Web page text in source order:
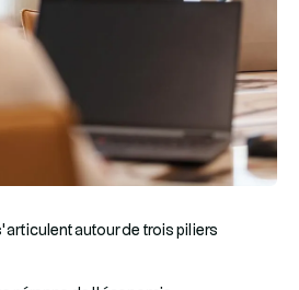
autour de trois piliers